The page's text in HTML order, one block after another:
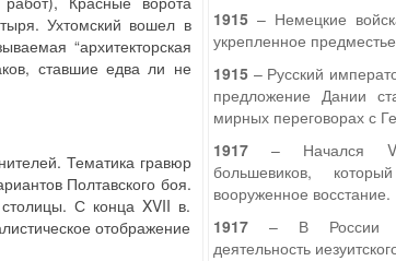
Ухтомский вошел в
“архитекторская
ставшие едва ли не
Тематика гравюр
Полтавского боя.
столицы. С конца XVII в.
отображение
1915– Немецкие
укрепленное
1915– Русский
предложение Дании
мирных переговорах с
1917– Начался VI
большевиков,
вооруженное восстание.
1917– В России
деятельность